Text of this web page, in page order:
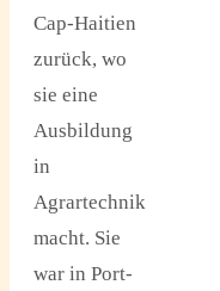
Cap-Haitien
zurück, wo
sie eine
Ausbildung
in
Agrartechnik
macht. Sie
war in Port-